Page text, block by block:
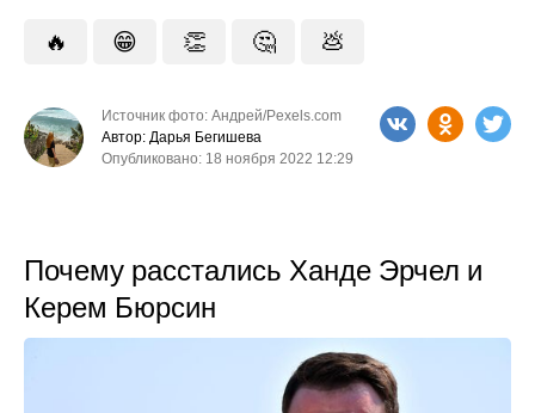
🔥 😁 👏 🤔 💩
Источник фото: Андрей/Pexels.com
Автор: Дарья Бегишева
Опубликовано: 18 ноября 2022 12:29
Почему расстались Ханде Эрчел и
Керем Бюрсин